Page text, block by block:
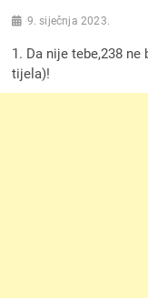
9. siječnja 2023.
1. Da nije tebe,238
tijela)!